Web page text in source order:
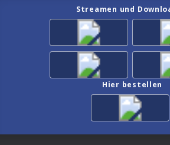
Streamen und
Hier bestellen